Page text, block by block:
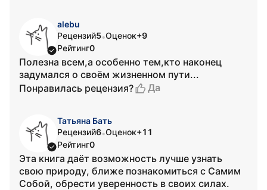
alebu
Рецензий5•Оценок+9
Рейтинг0
Полезна всем,а особенно тем,кто наконец
задумался о своём жизненном пути...
Понравилась рецензия?
Да
Татьяна Бать
Рецензий6•Оценок+11
Рейтинг0
Эта книга даёт возможность лучше узнать
свою природу, ближе познакомиться с Самим
Собой, обрести уверенность в своих силах.